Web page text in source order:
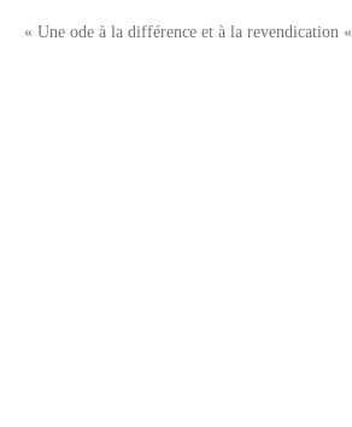
« Une ode à la différence et à la revendication «